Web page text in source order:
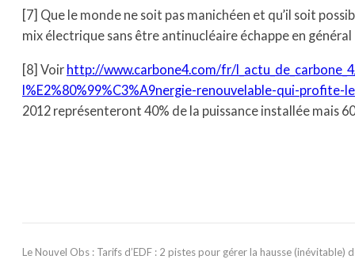
[7] Que le monde ne soit pas manichéen et qu’il soit
mix électrique sans être antinucléaire échappe en
[8] Voir http://www.carbone4.com/fr/
l%E2%80%99%C3%A9nergie-renouvelable-qui-profite-
2012 représenteront 40% de la puissance installée mais
Le Nouvel Obs : Tarifs d’EDF : 2 pistes pour gérer la hausse (inévitable)